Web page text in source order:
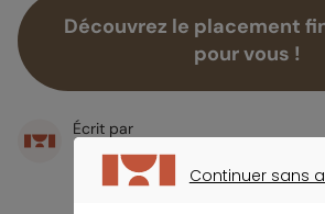
Découvrez le placement
pour vous !
Écrit par
Rédaction meilleurtaux Placement
Continuer sans